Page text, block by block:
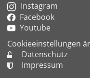
Instagram
Facebook
Youtube
Cookieeinstellungen
Datenschutz
Impressum